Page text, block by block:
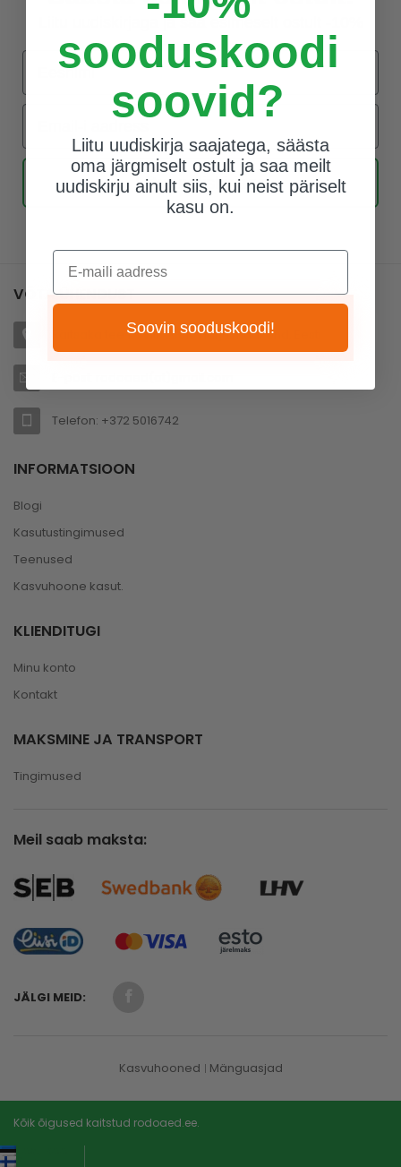
Liitu uudiskirjaga ja saa esimeselt ostult -10%
Eesnimi
Email-i aadress
Liitu uudiskirjaga
VÕTA ÜHENDUST
Räitsaka tee 17, Viti, 76910 Harju maakond, Eesti
Telefon: +372 5016742
INFORMATSIOON
Blogi
Kasutustingimused
Teenused
Kasvuhoone kasut.
KLIENDITUGI
Minu konto
Kontakt
MAKSMINE JA TRANSPORT
Tingimused
Meil saab maksta:
JÄLGI MEID:
Kasvuhooned Mänguasjad
Kõik õigused kaitstud rodoaed.ee.
sooduskoodi
soovid?
Liitu uudiskirja saajatega, säästa
oma järgmiselt ostult ja saa meilt
uudiskirju ainult siis, kui neist päriselt
kasu on.
E-maili aadress
Soovin sooduskoodi!